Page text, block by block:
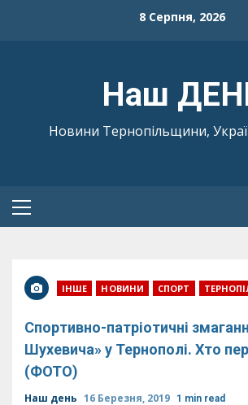
8 Серпня, 2026
Наш
Новини Тернопільщини,
Primary
ІНШЕ НОВИНИ СПОРТ
Спортивно-патріотичні
Шухевича» у Тернополі. Хто
(ФОТО)
Наш день 16 Березня, 2019 1 min read